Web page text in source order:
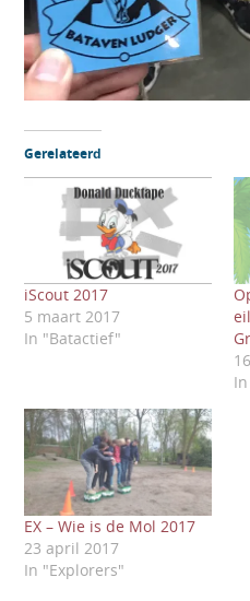
Gerelateerd
iScout 2017
5 maart 2017
In "Batactief"
EX – Wie is de Mol 2017
23 april 2017
In "Explorers"